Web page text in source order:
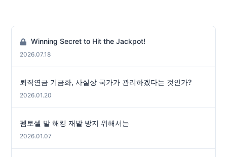
Winning Secret to Hit the Jackpot!
2026.07.18
퇴직연금 기금화, 사실상 국가가 관리하겠다는 것인가?
2026.01.20
펨토셀 발 해킹 재발 방지 위해서는
2026.01.07